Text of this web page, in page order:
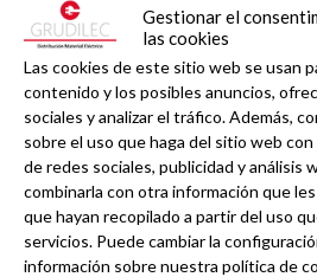
Gestionar el
las cookies
Las cookies de este sitio web se usan
contenido y los posibles anuncios,
sociales y analizar el tráfico. Además,
sobre el uso que haga del sitio web
de redes sociales, publicidad y análisis
combinarla con otra información que
que hayan recopilado a partir del uso
servicios. Puede cambiar la
información sobre nuestra política de
Artículos técnicos y reportajes
Fotovoltaica
Grudilec